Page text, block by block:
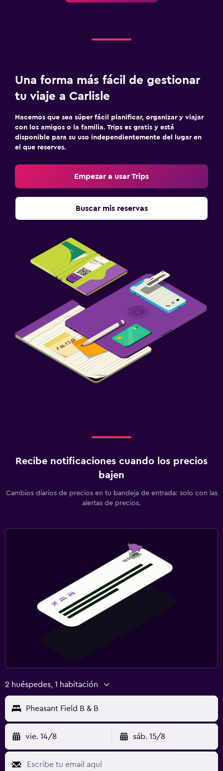
Instalaciones para reuniones
Botella de agua
Estacionamiento y transporte
Carga de vehículos eléctricos
Estacionamiento gratuito
Estacionamiento privado
Plancha y tabla de planchar
Ideal para familias
Cuna/cama nido disponibles
Una forma más fácil de gestionar
tu viaje a Carlisle
Hacemos que sea súper fácil planificar, organizar y viajar
con los amigos o la familia. Trips es gratis y está
disponible para su uso independientemente del lugar en
el que reserves.
Empezar a usar Trips
Buscar mis reservas
Recibe notificaciones cuando los precios
bajen
Cambios diarios de precios en tu bandeja de entrada: solo con las
alertas de precios.
2 huéspedes, 1 habitación
Pheasant Field B & B
vie. 14/8 sáb. 15/8